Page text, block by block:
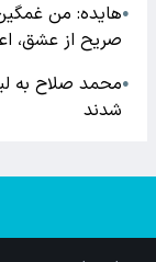
●هایده: من
صریح از عشق،
●محمد صلاح به
شدند